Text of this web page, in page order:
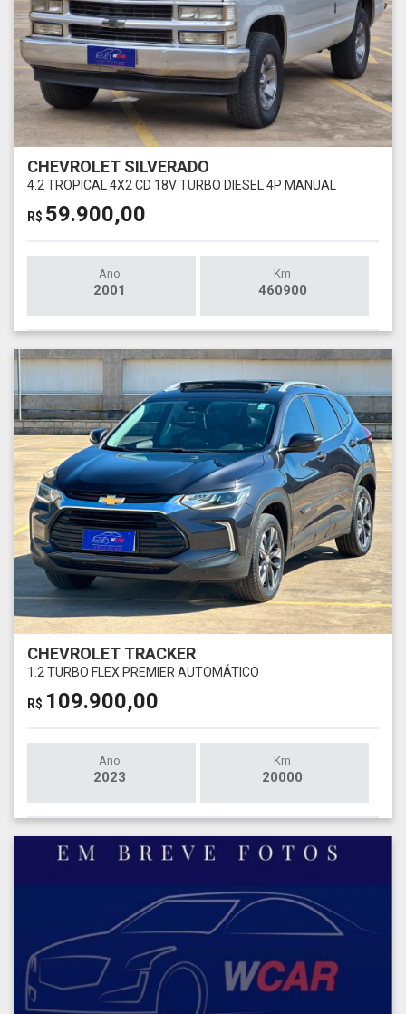
CHEVROLET SILVERADO
4.2 TROPICAL 4X2 CD 18V TURBO DIESEL 4P MANUAL
R$ 59.900,00
Ano
2001
Km
460900
CHEVROLET TRACKER
1.2 TURBO FLEX PREMIER AUTOMÁTICO
R$ 109.900,00
Ano
2023
Km
20000